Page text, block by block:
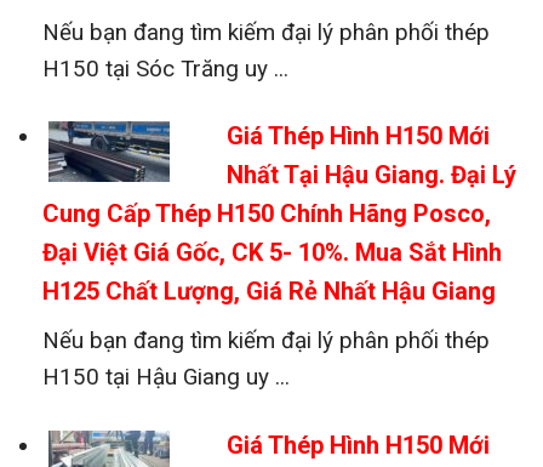
Nếu bạn đang tìm kiếm đại lý phân phối thép
H150 tại Sóc Trăng uy ...
Giá Thép Hình H150 Mới
Nhất Tại Hậu Giang. Đại Lý
Cung Cấp Thép H150 Chính Hãng Posco,
Đại Việt Giá Gốc, CK 5- 10%. Mua Sắt Hình
H125 Chất Lượng, Giá Rẻ Nhất Hậu Giang
Nếu bạn đang tìm kiếm đại lý phân phối thép
H150 tại Hậu Giang uy ...
Giá Thép Hình H150 Mới